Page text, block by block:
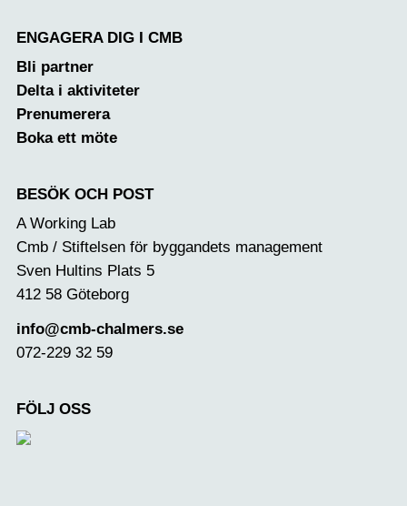
ENGAGERA DIG I CMB
Bli partner
Delta i aktiviteter
Prenumerera
Boka ett möte
BESÖK OCH POST
A Working Lab
Cmb / Stiftelsen för byggandets management
Sven Hultins Plats 5
412 58 Göteborg
info@cmb-chalmers.se
072-229 32 59
FÖLJ OSS